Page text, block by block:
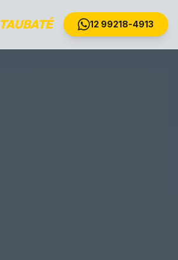
TAUBATÉ 12 99218-4913